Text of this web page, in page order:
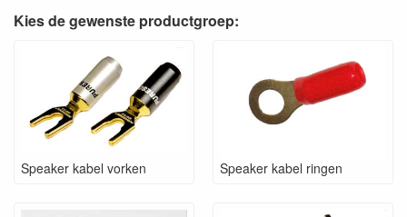
Kies de gewenste productgroep:
Speaker kabel vorken Speaker kabel ringen